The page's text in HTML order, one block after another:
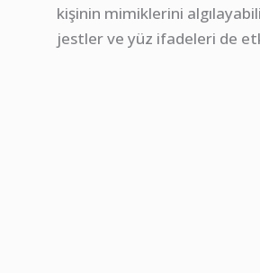
kişinin mimiklerini
jestler ve yüz ifadeleri de